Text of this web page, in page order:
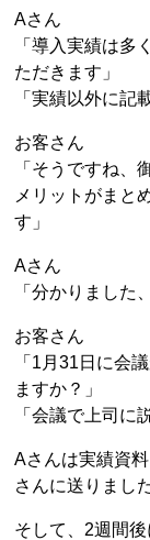
Aさん
「導入実績は多
ただきます」
「実績以外に記
お客さん
「そうですね、
メリットがまと
す」
Aさん
「分かりました
お客さん
「1月31日に会
ますか？」
「会議で上司に
Aさんは実績資
さんに送りました
そして、2週間